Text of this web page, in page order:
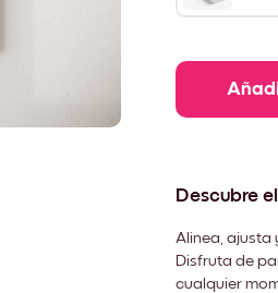
Descubre
Alinea, ajusta
Disfruta de
cualquier